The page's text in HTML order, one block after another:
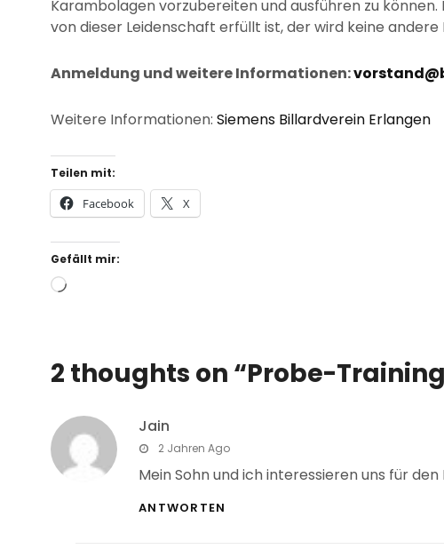
Karambolagen vorzubereiten und ausführen zu
von dieser Leidenschaft erfüllt ist, der wird keine
Anmeldung und weitere Informationen:
Weitere Informationen: Siemens Billardverein Erlangen
Teilen mit:
Facebook X
Gefällt mir:
Wird
2 thoughts on “Probe-
Jain
says:2 Jahren Ago
Mein Sohn und ich interessieren uns für
ANTWORTEN